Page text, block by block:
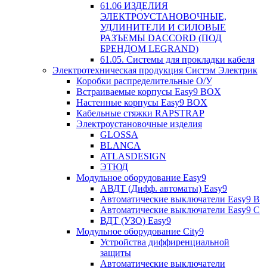
61.06 ИЗДЕЛИЯ
ЭЛЕКТРОУСТАНОВОЧНЫЕ,
УДЛИНИТЕЛИ И СИЛОВЫЕ
РАЗЪЕМЫ DACCORD (ПОД
БРЕНДОМ LEGRAND)
61.05. Системы для прокладки кабеля
Электротехническая продукция Систэм Электрик
Коробки распределительные О/У
Встраиваемые корпусы Easy9 BOX
Настенные корпусы Easy9 BOX
Кабельные стяжки RAPSTRAP
Электроустановочные изделия
GLOSSA
BLANCA
ATLASDESIGN
ЭТЮД
Модульное оборудование Easy9
АВДТ (Дифф. автоматы) Easy9
Автоматические выключатели Easy9 В
Автоматические выключатели Easy9 С
ВДТ (УЗО) Easy9
Модульное оборудование City9
Устройства диффиренциальной
защиты
Автоматические выключатели